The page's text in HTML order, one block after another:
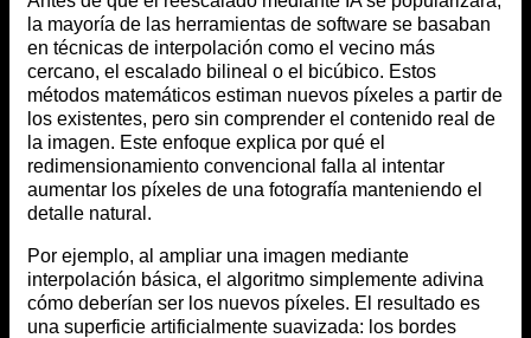
la mayoría de las herramientas de software se basaban
en técnicas de interpolación como el vecino más
cercano, el escalado bilineal o el bicúbico. Estos
métodos matemáticos estiman nuevos píxeles a partir de
los existentes, pero sin comprender el contenido real de
la imagen. Este enfoque explica por qué el
redimensionamiento convencional falla al intentar
aumentar los píxeles de una fotografía manteniendo el
detalle natural.
Por ejemplo, al ampliar una imagen mediante
interpolación básica, el algoritmo simplemente adivina
cómo deberían ser los nuevos píxeles. El resultado es
una superficie artificialmente suavizada: los bordes